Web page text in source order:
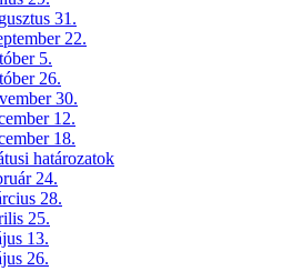
31.
22.
5.
26.
30.
12.
18.
határozatok
24.
28.
25.
13.
26.